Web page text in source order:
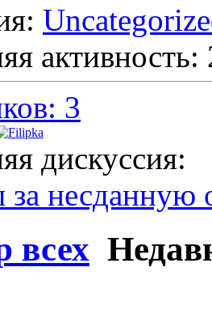
3
дискуссия:
несданную
всех